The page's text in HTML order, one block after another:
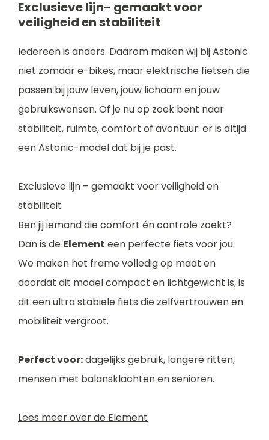
Exclusieve lijn- gemaakt voor
veiligheid en stabiliteit
Iedereen is anders. Daarom maken wij bij Astonic
niet zomaar e-bikes, maar elektrische fietsen die
passen bij jouw leven, jouw lichaam en jouw
gebruikswensen. Of je nu op zoek bent naar
stabiliteit, ruimte, comfort of avontuur: er is altijd
een Astonic-model dat bij je past.
Exclusieve lijn – gemaakt voor veiligheid en
stabiliteit
Ben jij iemand die comfort én controle zoekt?
Dan is de Element een perfecte fiets voor jou.
We maken het frame volledig op maat en
doordat dit model compact en lichtgewicht is, is
dit een ultra stabiele fiets die zelfvertrouwen en
mobiliteit vergroot.
Perfect voor:dagelijks gebruik, langere ritten,
mensen met balansklachten en senioren.
Lees meer over de Element